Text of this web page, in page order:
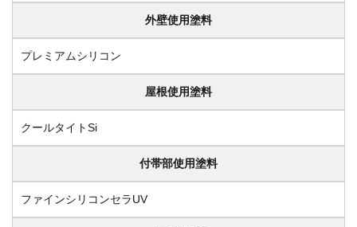
外壁使用塗料
プレミアムシリコン
屋根使用塗料
クールタイトSi
付帯部使用塗料
ファインシリコンセラUV